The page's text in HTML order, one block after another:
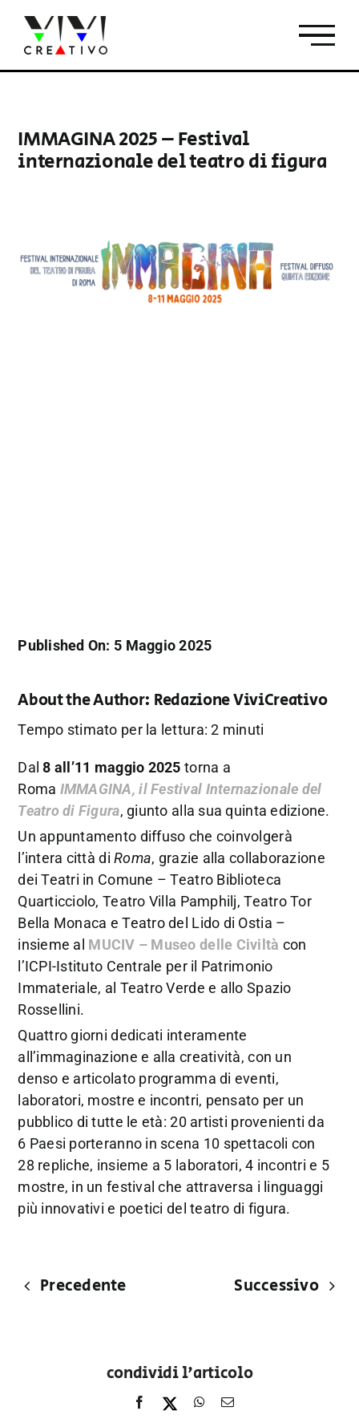
contenuto
IMMAGINA 2025 – Festival
internazionale del teatro di figura
Published On: 5 Maggio 2025
About the Author: Redazione ViviCreativo
Tempo stimato per la lettura: 2 minuti
Dal8 all’11 maggio 2025 torna a
Roma IMMAGINA, il Festival Internazionale del
Teatro di Figura, giunto alla sua quinta edizione.
Un appuntamento diffuso che coinvolgerà
l’intera città diRoma, grazie alla collaborazione
dei Teatri in Comune – Teatro Biblioteca
Quarticciolo, Teatro Villa Pamphilj, Teatro Tor
Bella Monaca e Teatro del Lido di Ostia –
insieme al MUCIV – Museo delle Civiltà con
l’ICPI-Istituto Centrale per il Patrimonio
Immateriale, al Teatro Verde e allo Spazio
Rossellini.
Quattro giorni dedicati interamente
all’immaginazione e alla creatività, con un
denso e articolato programma di eventi,
laboratori, mostre e incontri, pensato per un
pubblico di tutte le età: 20 artisti provenienti da
6 Paesi porteranno in scena 10 spettacoli con
28 repliche, insieme a 5 laboratori, 4 incontri e 5
mostre, in un festival che attraversa i linguaggi
più innovativi e poetici del teatro di figura.
Precedente Successivo
condividi l'articolo